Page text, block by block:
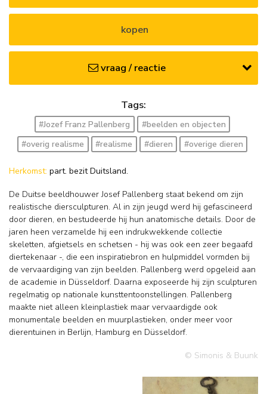
kopen
vraag / reactie
Tags:
#Jozef Franz Pallenberg
#beelden en objecten
#overig realisme
#realisme #dieren #overige dieren
Herkomst: part. bezit Duitsland.
De Duitse beeldhouwer Josef Pallenberg staat bekend om zijn
realistische diersculpturen. Al in zijn jeugd werd hij gefascineerd
door dieren, en bestudeerde hij hun anatomische details. Door de
jaren heen verzamelde hij een indrukwekkende collectie
skeletten, afgietsels en schetsen - hij was ook een zeer begaafd
diertekenaar -, die een inspiratiebron en hulpmiddel vormden bij
de vervaardiging van zijn beelden. Pallenberg werd opgeleid aan
de academie in Düsseldorf. Daarna exposeerde hij zijn sculpturen
regelmatig op nationale kunsttentoonstellingen. Pallenberg
maakte niet alleen kleinplastiek maar vervaardigde ook
monumentale beelden en muurplastieken, onder meer voor
dierentuinen in Berlijn, Hamburg en Düsseldorf.
© Simonis & Buunk